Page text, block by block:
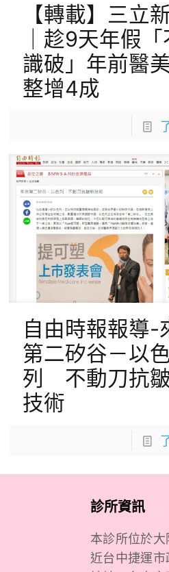
【轉載】三立
｜趁9天年假
識破」年前醫
整增4成
自由時報報導-
第二矽谷－以
列 不動刀抗
技術
診所資訊
本診所位於
近台中捷運市